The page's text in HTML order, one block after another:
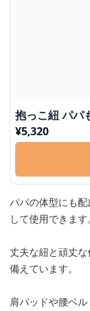
抱っこ紐 パパ
¥5,320
パパの体型にも
して使用できます。
丈夫な紐と頑丈
備えています。
肩パッドや腰ベ